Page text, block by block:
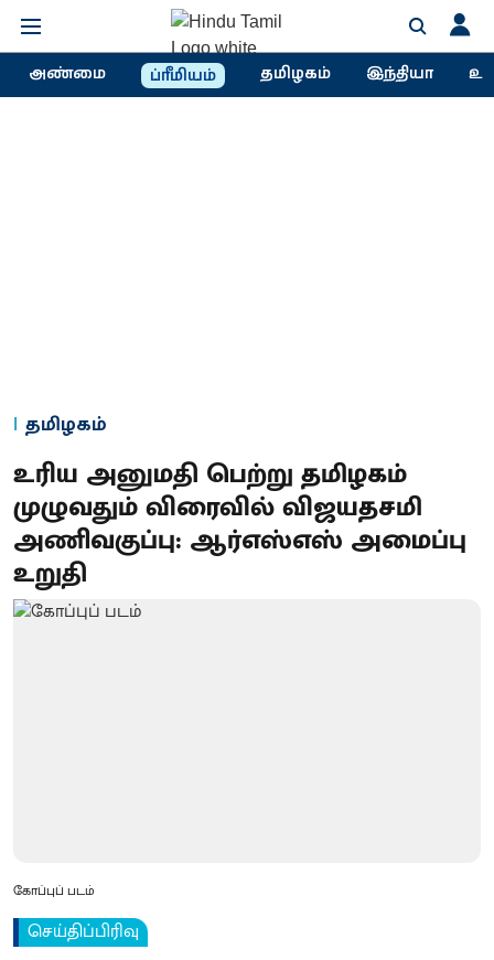
அண்மை ப்ரீமியம் தமிழகம் இந்தியா
தமிழகம்
உரிய அனுமதி பெற்று தமிழகம்
முழுவதும் விரைவில் விஜயதசமி
அணிவகுப்பு: ஆர்எஸ்எஸ் அமைப்பு
உறுதி
கோப்புப் படம்
செய்திப்பிரிவு